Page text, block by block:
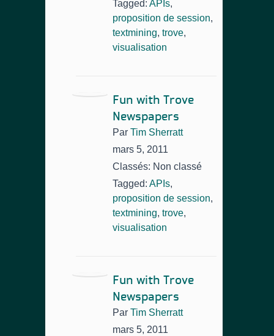
Tagged: APIs,
proposition de session,
textmining, trove,
visualisation
Fun with Trove
Newspapers
Par Tim Sherratt
mars 5, 2011
Classés: Non classé
Tagged: APIs,
proposition de session,
textmining, trove,
visualisation
Fun with Trove
Newspapers
Par Tim Sherratt
mars 5, 2011